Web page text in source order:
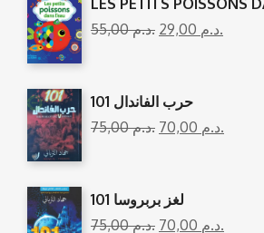
55,00
د.م. 29,00 د.م.
101 حرب الفاندال
75,00
د.م. 70,00 د.م.
101 لغز بربروسا
75,00
د.م. 70,00 د.م.